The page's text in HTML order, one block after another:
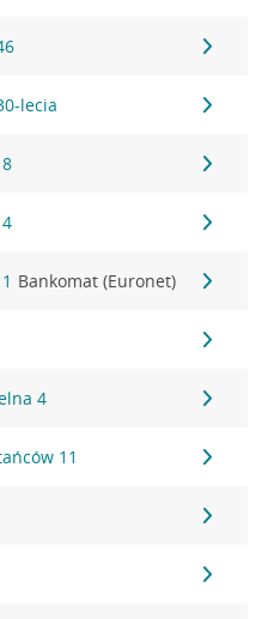
lecia
Bankomat (Euronet)
4
11